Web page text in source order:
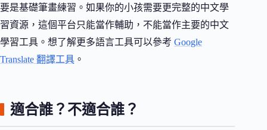
要是基礎筆畫練習。如果你的小孩需要更完整的中文學
習資源，這個平台只能當作輔助，不能當作主要的中文
學習工具。想了解更多語言工具可以參考 Google
Translate 翻譯工具 。
適合誰？不適合誰？